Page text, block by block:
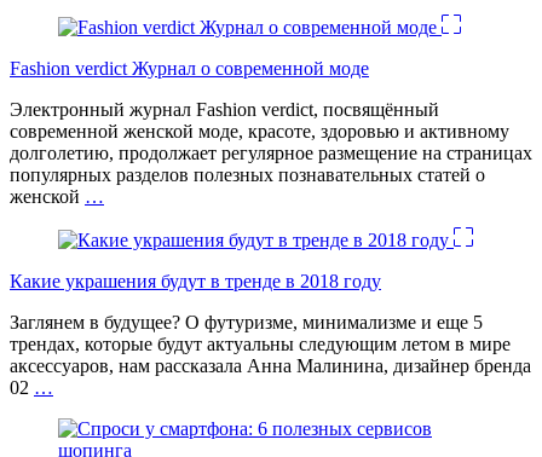
Fashion verdict Журнал о современной моде
Электронный журнал Fashion verdict, посвящённый
современной женской моде, красоте, здоровью и активному
долголетию, продолжает регулярное размещение на страницах
популярных разделов полезных познавательных статей о
женской …
Какие украшения будут в тренде в 2018 году
Заглянем в будущее? О футуризме, минимализме и еще 5
трендах, которые будут актуальны следующим летом в мире
аксессуаров, нам рассказала Анна Малинина, дизайнер бренда
02 …